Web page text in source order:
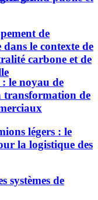
de
le contexte de
carbone et de
le noyau de
transformation de
légers : le
la logistique des
systèmes de